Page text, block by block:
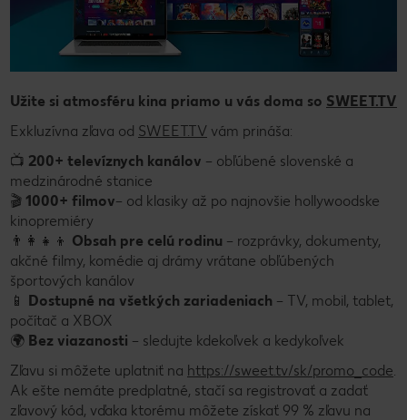
Užite si atmosféru kina priamo u vás doma so SWEET.TV
Exkluzívna zľava od SWEET.TV vám prináša:
📺 200+ televíznych kanálov – obľúbené slovenské a
medzinárodné stanice
🎬 1000+ filmov– od klasiky až po najnovšie hollywoodske
kinopremiéry
👨‍👩‍👧‍👦 Obsah pre celú rodinu – rozprávky, dokumenty,
akčné filmy, komédie aj drámy vrátane obľúbených
športových kanálov
📱 Dostupné na všetkých zariadeniach – TV, mobil, tablet,
počítač a XBOX
🌍 Bez viazanosti – sledujte kdekoľvek a kedykoľvek
Zľavu si môžete uplatniť na https://sweet.tv/sk/promo_code.
Ak ešte nemáte predplatné, stačí sa registrovať a zadať
zľavový kód, vďaka ktorému môžete získať 99 % zľavu na